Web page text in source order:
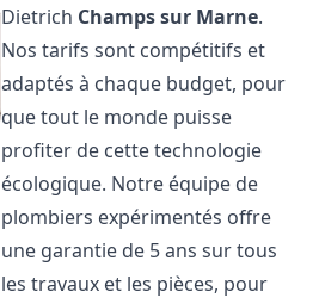
Dietrich Champs sur Marne.
Nos tarifs sont compétitifs et
adaptés à chaque budget, pour
que tout le monde puisse
profiter de cette technologie
écologique. Notre équipe de
plombiers expérimentés offre
une garantie de 5 ans sur tous
les travaux et les pièces, pour